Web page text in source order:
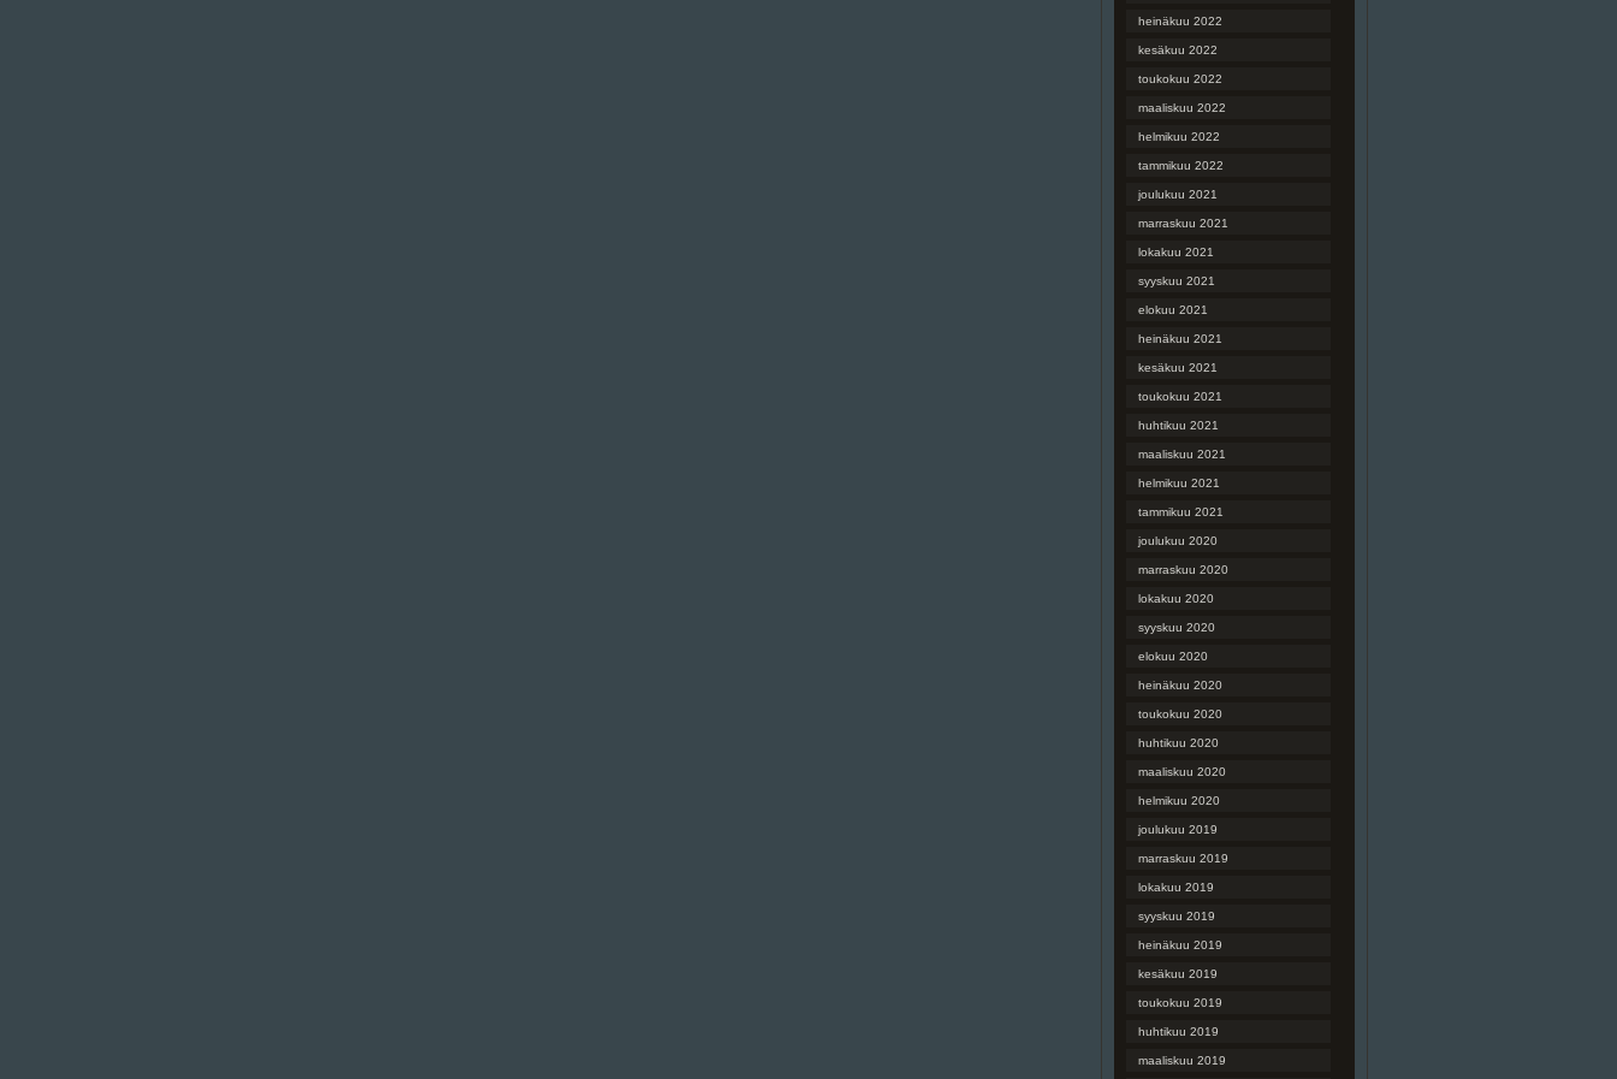
heinäkuu 2022
kesäkuu 2022
toukokuu 2022
maaliskuu 2022
helmikuu 2022
tammikuu 2022
joulukuu 2021
marraskuu 2021
lokakuu 2021
syyskuu 2021
elokuu 2021
heinäkuu 2021
kesäkuu 2021
toukokuu 2021
huhtikuu 2021
maaliskuu 2021
helmikuu 2021
tammikuu 2021
joulukuu 2020
marraskuu 2020
lokakuu 2020
syyskuu 2020
elokuu 2020
heinäkuu 2020
toukokuu 2020
huhtikuu 2020
maaliskuu 2020
helmikuu 2020
joulukuu 2019
marraskuu 2019
lokakuu 2019
syyskuu 2019
heinäkuu 2019
kesäkuu 2019
toukokuu 2019
huhtikuu 2019
maaliskuu 2019